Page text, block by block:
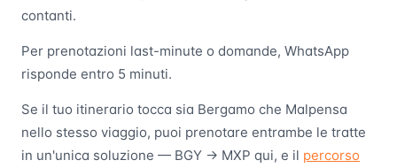
contanti.
Per prenotazioni last-minute o domande, WhatsApp
risponde entro 5 minuti.
Se il tuo itinerario tocca sia Bergamo che Malpensa
nello stesso viaggio, puoi prenotare entrambe le tratte
in un'unica soluzione — BGY → MXP qui, e il percorso